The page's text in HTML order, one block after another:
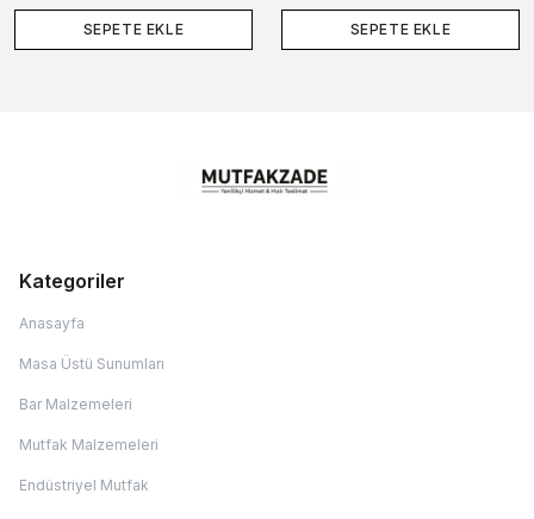
SEPETE EKLE SEPETE EKLE
Kategoriler
Anasayfa
Masa Üstü Sunumları
Bar Malzemeleri
Mutfak Malzemeleri
Endüstriyel Mutfak